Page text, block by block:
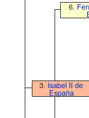
6.
3. Isabel II de
España